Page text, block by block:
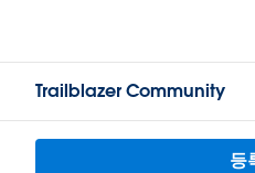
Trailblazer Community
등